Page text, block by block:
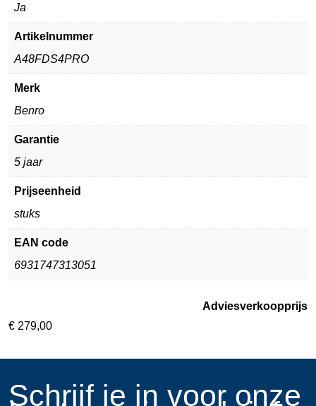
Ja
Artikelnummer
A48FDS4PRO
Merk
Benro
Garantie
5 jaar
Prijseenheid
stuks
EAN code
6931747313051
Adviesverkoopprijs
€ 279,00
​Schrijf je in voor onze